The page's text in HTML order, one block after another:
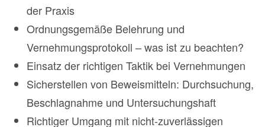
der Praxis
Ordnungsgemäße Belehrung und
Vernehmungsprotokoll – was ist zu beachten?
Einsatz der richtigen Taktik bei Vernehmungen
Sicherstellen von Beweismitteln: Durchsuchung,
Beschlagnahme und Untersuchungshaft
Richtiger Umgang mit nicht-zuverlässigen